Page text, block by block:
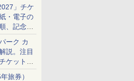
」チケ
・電子の
、記念チ
ーク カ
説。注目
ケット手
準備は？
旅券）